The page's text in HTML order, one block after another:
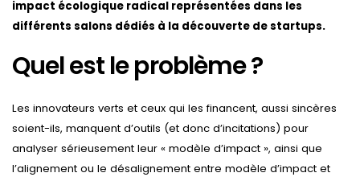
impact écologique radical représentées dans les
différents salons dédiés à la découverte de startups.
Quel est le problème ?
Les innovateurs verts et ceux qui les financent, aussi sincères
soient-ils, manquent d’outils (et donc d’incitations) pour
analyser sérieusement leur « modèle d’impact », ainsi que
l’alignement ou le désalignement entre modèle d’impact et